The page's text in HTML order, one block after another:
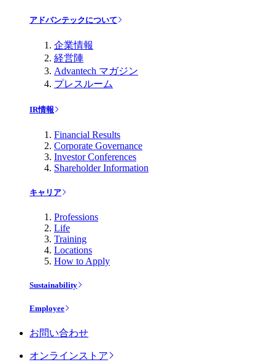
アドバンテックについて
企業情報
経営陣
Advantech マガジン
プレスルーム
IR情報
Financial Results
Corporate Governance
Investor Conferences
Shareholder Information
キャリア
Professions
Life
Training
Locations
How to Apply
Sustainability
Employee
お問い合わせ
オンラインストア